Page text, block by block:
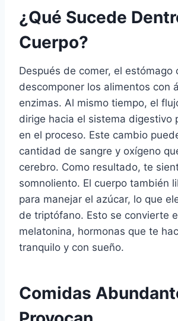
¿Qué Sucede
Cuerpo?
Después de comer, el estómago
descomponer los alimentos con
enzimas. Al mismo tiempo, el
dirige hacia el sistema digestivo
en el proceso. Este cambio
cantidad de sangre y oxígeno
cerebro. Como resultado, te
somnoliento. El cuerpo también
para manejar el azúcar, lo que
de triptófano. Esto se convierte
melatonina, hormonas que te
tranquilo y con sueño.
Comidas